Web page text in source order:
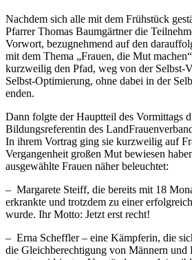
Nachdem sich alle mit dem Frühstück
Pfarrer Thomas Baumgärtner die
Vorwort, bezugnehmend auf den
mit dem Thema „Frauen, die Mut
kurzweilig den Pfad, weg von der Selbst-
Selbst-Optimierung, ohne dabei in der
enden.
Dann folgte der Hauptteil des Vormittags
Bildungsreferentin des
In ihrem Vortrag ging sie kurzweilig auf
Vergangenheit großen Mut bewiesen
ausgewählte Frauen näher beleuchtet:
– Margarete Steiff, die bereits mit 18
erkrankte und trotzdem zu einer
wurde. Ihr Motto: Jetzt erst recht!
– Erna Scheffler – eine Kämpferin, die
die Gleichberechtigung von Männern und